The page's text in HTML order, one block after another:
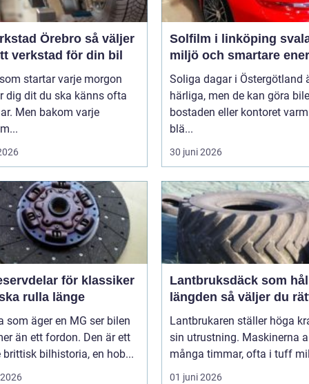
Örebro så väljer
verkstad för din bil
startar varje morgon
dig dit du ska känns ofta
Men bakom varje
Solfilm i linköping svalare
miljö och smartare
Soliga dagar i Östergötland
härliga, men de kan göra
bostaden eller kontoret
blä...
30 juni 2026
för klassiker
rulla länge
som äger en MG ser bilen
än ett fordon. Den är ett
brittisk bilhistoria, en hob...
Lantbruksdäck som
längden så väljer du
Lantbrukaren ställer höga
sin utrustning. Maskinerna
många timmar, ofta i tuff
01 juni 2026